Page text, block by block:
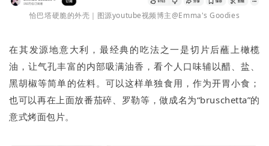
恰巴塔硬脆的外壳｜图源youtube视频博主@Emma's Goodies
在其发源地意大利，最经典的吃法之一是切片后蘸上橄榄
油，让气孔丰富的内部吸满油香，看个人口味辅以醋、盐、
黑胡椒等简单的佐料。可以这样单独食用，作为开胃小食；
也可以再在上面放番茄碎、罗勒等，做成名为“bruschetta”的
意式烤面包片。